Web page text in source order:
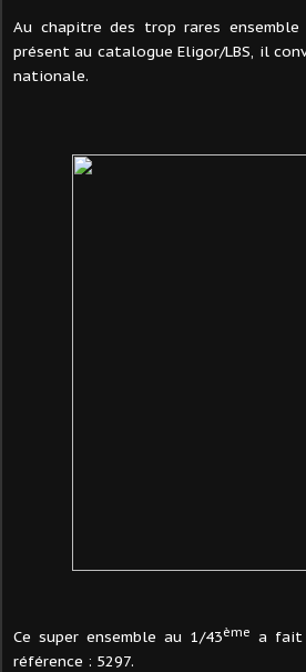
Au chapitre des trop rares
présent au catalogue Eligor/LBS, il
nationale.
Ce super ensemble au 1/43ème a fait
référence : 5297.